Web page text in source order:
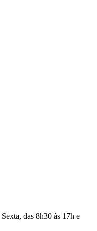
das 8h30 às 17h e